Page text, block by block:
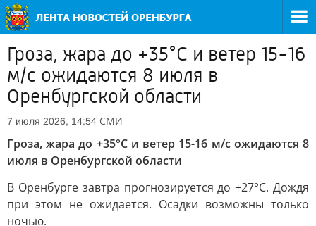
Гроза, жара до +35°С и ветер 15-16
м/с ожидаются 8 июля в
Оренбургской области
7 июля 2026, 14:54 СМИ
Гроза, жара до +35°С и ветер 15-16 м/с ожидаются 8
июля в Оренбургской области
В Оренбурге завтра прогнозируется до +27°С. Дождя
при этом не ожидается. Осадки возможны только
ночью.